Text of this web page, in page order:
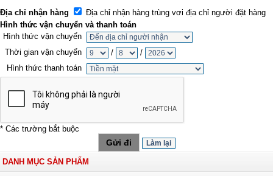
Địa chỉ nhận hàng
Địa chỉ nhận hàng trùng vơi địa chỉ người đặt hàng
Hình thức vận chuyển và thanh toán
Hình thức vận chuyển
Thời gian vận chuyển
/
/
Hình thức thanh toán
* Các trường bắt buộc
DANH MỤC SẢN PHẨM